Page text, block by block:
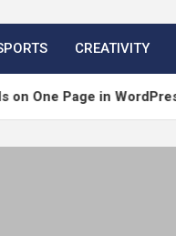
CREATIVITY
in WordPress